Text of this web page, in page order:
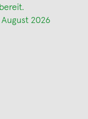
August 2026